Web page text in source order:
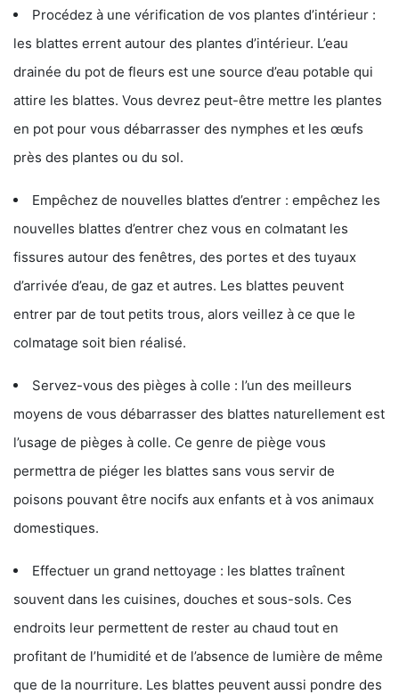
Procédez à une vérification de vos plantes d’intérieur :
les blattes errent autour des plantes d’intérieur. L’eau
drainée du pot de fleurs est une source d’eau potable qui
attire les blattes. Vous devrez peut-être mettre les plantes
en pot pour vous débarrasser des nymphes et les œufs
près des plantes ou du sol.
Empêchez de nouvelles blattes d’entrer : empêchez les
nouvelles blattes d’entrer chez vous en colmatant les
fissures autour des fenêtres, des portes et des tuyaux
d’arrivée d’eau, de gaz et autres. Les blattes peuvent
entrer par de tout petits trous, alors veillez à ce que le
colmatage soit bien réalisé.
Servez-vous des pièges à colle : l’un des meilleurs
moyens de vous débarrasser des blattes naturellement est
l’usage de pièges à colle. Ce genre de piège vous
permettra de piéger les blattes sans vous servir de
poisons pouvant être nocifs aux enfants et à vos animaux
domestiques.
Effectuer un grand nettoyage : les blattes traînent
souvent dans les cuisines, douches et sous-sols. Ces
endroits leur permettent de rester au chaud tout en
profitant de l’humidité et de l’absence de lumière de même
que de la nourriture. Les blattes peuvent aussi pondre des